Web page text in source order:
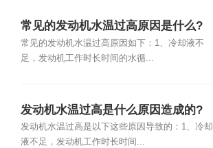
常见的发动机水温过高原因是什么?
常见的发动机水温过高原因如下：1、冷却液不
足，发动机工作时长时间的水循...
发动机水温过高是什么原因造成的?
发动机水温过高是以下这些原因导致的：1、冷却
液不足，发动机工作时长时间...